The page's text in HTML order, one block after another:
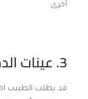
أخرى.
3. عينات الدم:
قد يطلب الطبيب